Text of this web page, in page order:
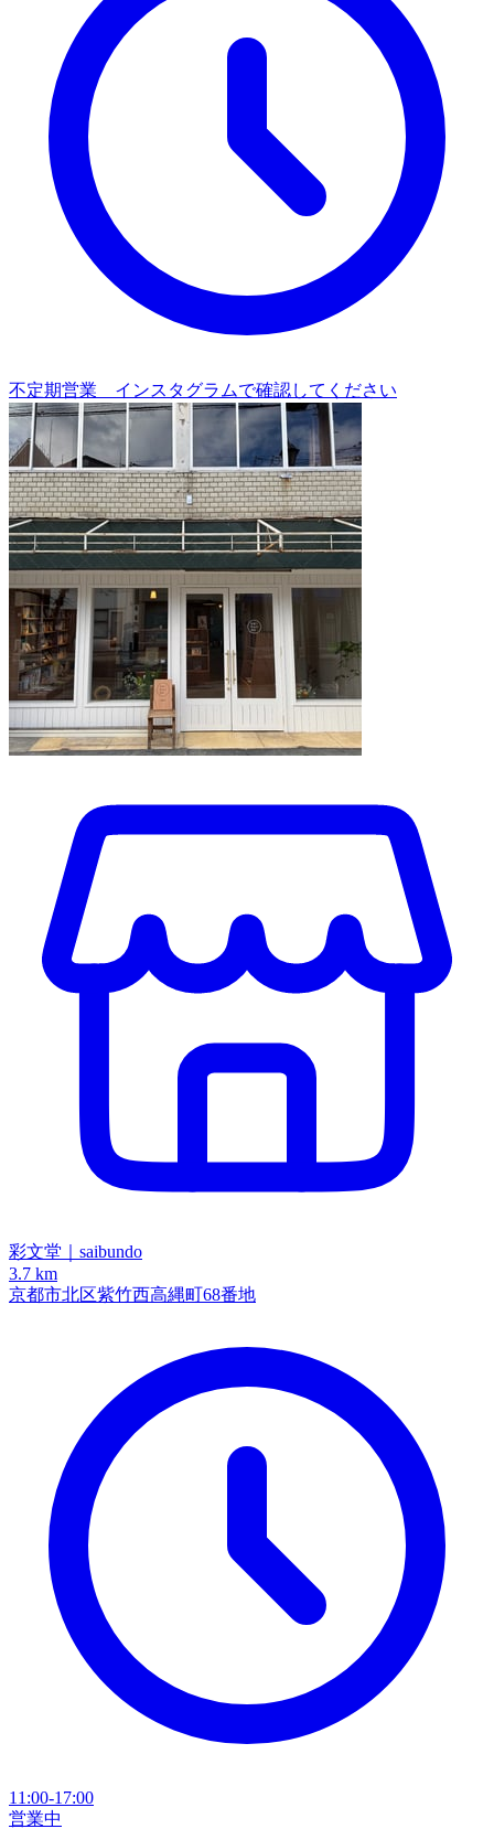
不定期営業 インスタグラムで確認してください
彩文堂｜saibundo
3.7 km
京都市北区紫竹西高縄町68番地
11:00-17:00
営業中